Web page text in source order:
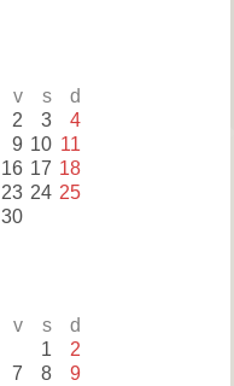
v s d
2 3 4
9 10 11
16 17 18
23 24 25
30
v s d
1 2
7 8 9